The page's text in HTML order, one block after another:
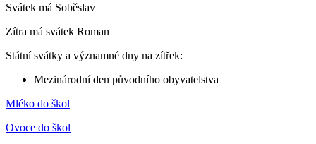
Svátek má Soběslav
Zítra má svátek Roman
Státní svátky a významné dny na zítřek:
Mezinárodní den původního obyvatelstva
Mléko do škol
Ovoce do škol